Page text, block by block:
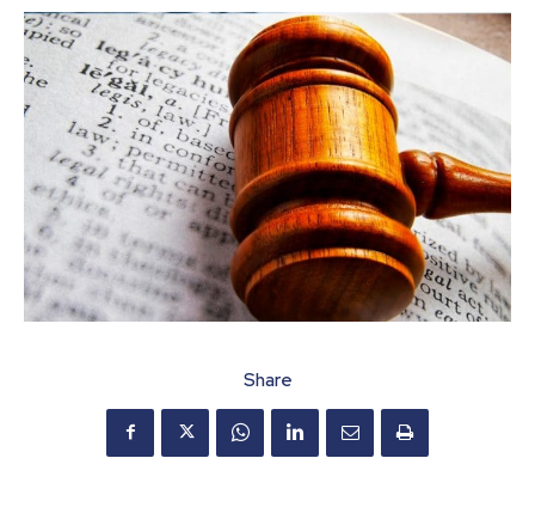
Share